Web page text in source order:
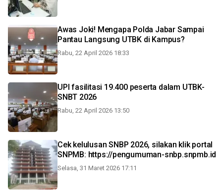
Awas Joki! Mengapa Polda Jabar Sampai
Pantau Langsung UTBK di Kampus?
Rabu, 22 April 2026 18:33
UPI fasilitasi 19.400 peserta dalam UTBK-
SNBT 2026
Rabu, 22 April 2026 13:50
Cek kelulusan SNBP 2026, silakan klik portal
SNPMB: https://pengumuman-snbp.snpmb.id
Selasa, 31 Maret 2026 17:11